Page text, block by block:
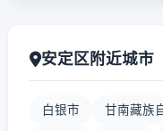
安定区附近城市
白银市 甘南藏族